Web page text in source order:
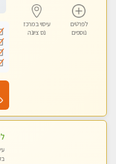
לפרטים
נוספים
עיסוי במרכז
נס ציונה